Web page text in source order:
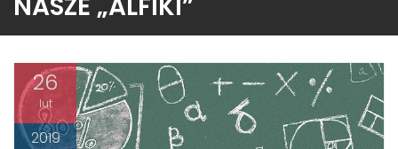
26
lut
2019